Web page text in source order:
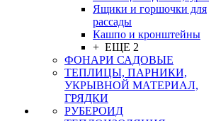
Ящики и горшочки для
рассады
Кашпо и кронштейны
+ ЕЩЕ 2
ФОНАРИ САДОВЫЕ
ТЕПЛИЦЫ, ПАРНИКИ,
УКРЫВНОЙ МАТЕРИАЛ,
ГРЯДКИ
РУБЕРОИД